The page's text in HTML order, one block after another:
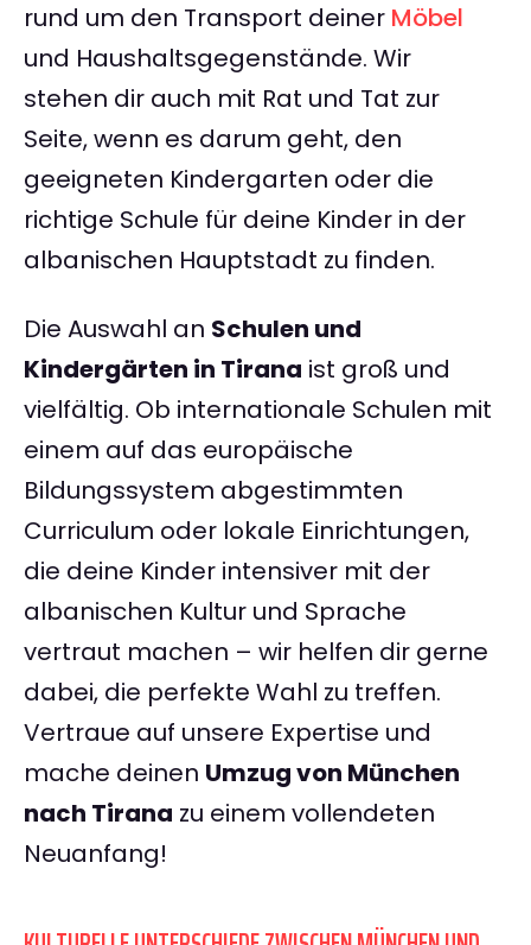
rund um den Transport deiner Möbel
und Haushaltsgegenstände. Wir
stehen dir auch mit Rat und Tat zur
Seite, wenn es darum geht, den
geeigneten Kindergarten oder die
richtige Schule für deine Kinder in der
albanischen Hauptstadt zu finden.
Die Auswahl an Schulen und
Kindergärten in Tirana ist groß und
vielfältig. Ob internationale Schulen mit
einem auf das europäische
Bildungssystem abgestimmten
Curriculum oder lokale Einrichtungen,
die deine Kinder intensiver mit der
albanischen Kultur und Sprache
vertraut machen – wir helfen dir gerne
dabei, die perfekte Wahl zu treffen.
Vertraue auf unsere Expertise und
mache deinen Umzug von München
nach Tirana zu einem vollendeten
Neuanfang!